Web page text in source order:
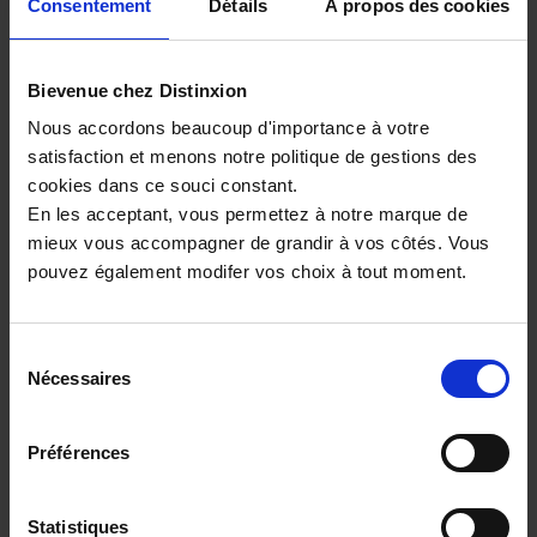
Consentement Détails À propos des cookies
Bievenue chez Distinxion
Nous accordons beaucoup d'importance à votre
satisfaction et menons notre politique de gestions des
cookies dans ce souci constant.
En les acceptant, vous permettez à notre marque de
mieux vous accompagner de grandir à vos côtés. Vous
pouvez également modifer vos choix à tout moment.
Nécessaires
Préférences
Statistiques
Poursuivre votre recherche de véhicule
Découvrez d’autres modèles de la
marque DS
Ds DS7
Ds DS7 Crossback
Ds DS3
Ds DS3
Ds DS4
Comparez les versions selon leur
Ds ds7-crossback Essence